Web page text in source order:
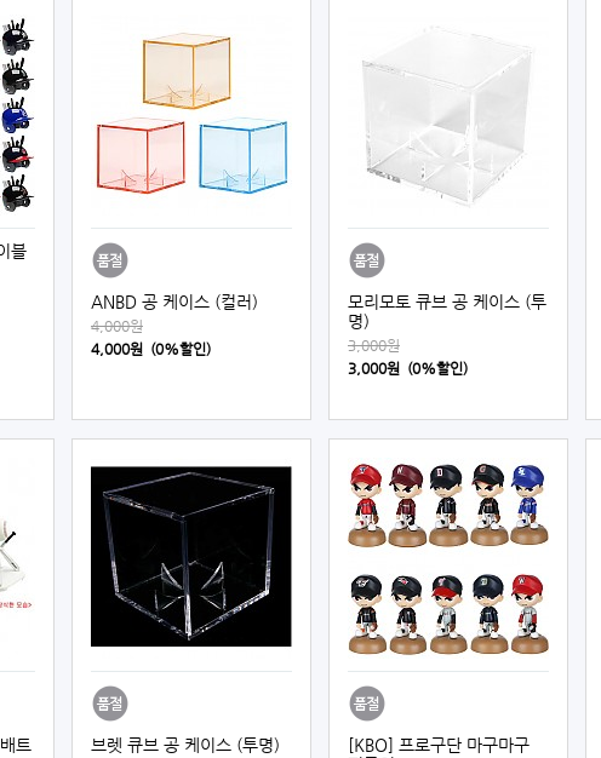
블
ANBD 공 케이스 (컬러)
4,000원
4,000원 (0%할인)
모리모토 큐브 공 케이스 (투
명)
3,000원
3,000원 (0%할인)
트
브렛 큐브 공 케이스 (투명)
[KBO] 프로구단 마구마구